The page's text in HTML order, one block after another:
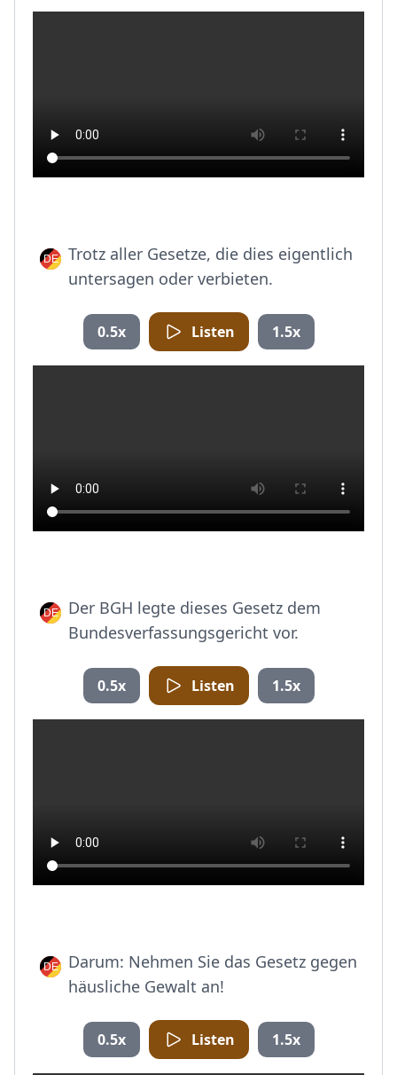
Trotz aller Gesetze, die dies eigentlich
untersagen oder verbieten.
0.5x Listen 1.5x
Der BGH legte dieses Gesetz dem
Bundesverfassungsgericht vor.
0.5x Listen 1.5x
Darum: Nehmen Sie das Gesetz gegen
häusliche Gewalt an!
0.5x Listen 1.5x